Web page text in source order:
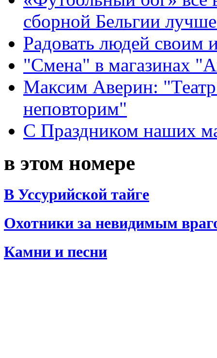
сборной Бельгии
Радовать людей своим
"Смена" в магазинах
Максим Аверин:
неповторим"
С Праздником наших
в этом номере
В Уссурийской тайге
Охотники за невидимым
Камни и песни